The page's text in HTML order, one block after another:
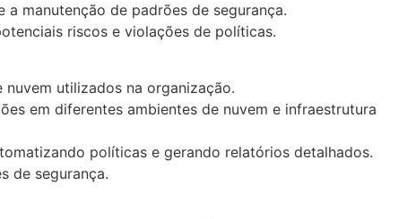
manutenção de padrões de segurança.
riscos e violações de políticas.
utilizados na organização.
em diferentes ambientes de nuvem e infraestrutura
políticas e gerando relatórios detalhados.
de segurança.